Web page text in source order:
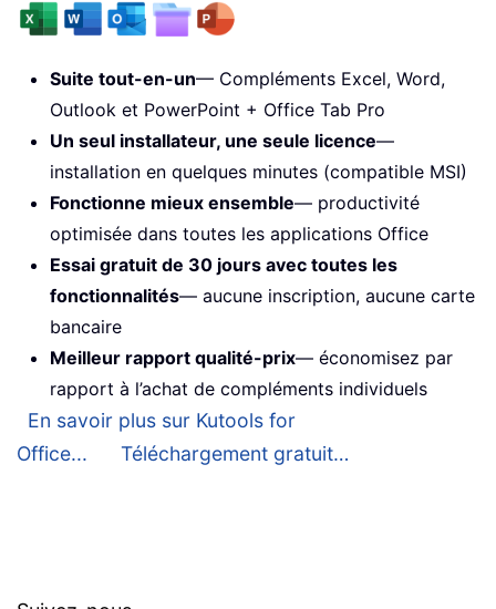
Suite tout-en-un— Compléments Excel, Word,
Outlook et PowerPoint + Office Tab Pro
Un seul installateur, une seule licence—
installation en quelques minutes (compatible MSI)
Fonctionne mieux ensemble— productivité
optimisée dans toutes les applications Office
Essai gratuit de 30 jours avec toutes les
fonctionnalités— aucune inscription, aucune carte
bancaire
Meilleur rapport qualité-prix— économisez par
rapport à l’achat de compléments individuels
En savoir plus sur Kutools for
Office...
Téléchargement gratuit…